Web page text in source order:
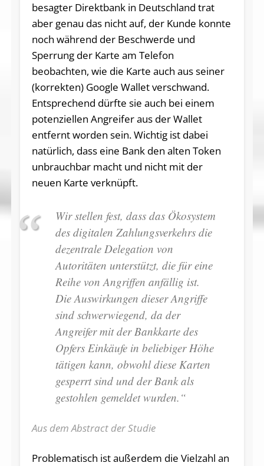
besagter Direktbank in Deutschland trat
aber genau das nicht auf, der Kunde konnte
noch während der Beschwerde und
Sperrung der Karte am Telefon
beobachten, wie die Karte auch aus seiner
(korrekten) Google Wallet verschwand.
Entsprechend dürfte sie auch bei einem
potenziellen Angreifer aus der Wallet
entfernt worden sein. Wichtig ist dabei
natürlich, dass eine Bank den alten Token
unbrauchbar macht und nicht mit der
neuen Karte verknüpft.
Wir stellen fest, dass das Ökosystem
des digitalen Zahlungsverkehrs die
dezentrale Delegation von
Autoritäten unterstützt, die für eine
Reihe von Angriffen anfällig ist.
Die Auswirkungen dieser Angriffe
sind schwerwiegend, da der
Angreifer mit der Bankkarte des
Opfers Einkäufe in beliebiger Höhe
tätigen kann, obwohl diese Karten
gesperrt sind und der Bank als
gestohlen gemeldet wurden.“
Aus dem Abstract der Studie
Problematisch ist außerdem die Vielzahl an